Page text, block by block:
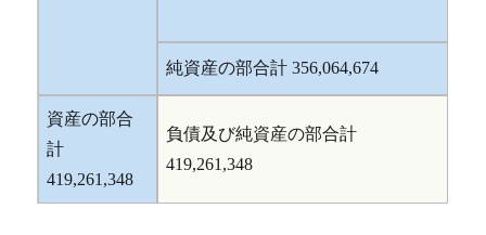
純資産の部合計 356,064,674
資産の部合
計
419,261,348
負債及び純資産の部合計
419,261,348